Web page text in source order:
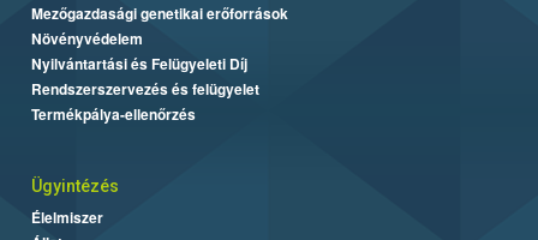
Mezőgazdasági genetikai erőforrások
Növényvédelem
Nyilvántartási és Felügyeleti Díj
Rendszerszervezés és felügyelet
Termékpálya-ellenőrzés
Ügyintézés
Élelmiszer